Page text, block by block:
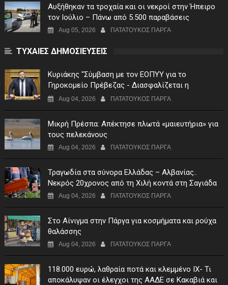
Αυξήθηκαν τα τροχαία και οι νεκροί στην Ήπειρο
τον Ιούλιο – Πάνω από 5.500 παραβάσεις
Aug 05, 2026 ΠΑΤΑΤΟΥΚΟΣ ΠΑΡΓΑ
ΤΥΧΑΙΕΣ ΔΗΜΟΣΙΕΥΣΕΙΣ
Κυριάκης "Σύμβαση με τον ΕΟΠΥΥ για το
Γηροκομείο Πρέβεζας - Διασφαλίζεται η
χρηματοδότηση της λειτουργίας του"
Aug 04, 2026 ΠΑΤΑΤΟΥΚΟΣ ΠΑΡΓΑ
Μικρή Πρέσπα: Απέκτησε πλωτά «μαιευτήρια» για
τους πελεκάνους
Aug 04, 2026 ΠΑΤΑΤΟΥΚΟΣ ΠΑΡΓΑ
Τραγωδία στα σύνορα Ελλάδας – Αλβανίας..
Νεκρός 20χρονος από τη Χιλή κοντά στη Σαγιάδα
Aug 04, 2026 ΠΑΤΑΤΟΥΚΟΣ ΠΑΡΓΑ
Στο Αίνιγμα στην Πάργα για κοσμήματα και ρούχα
θαλάσσης
Aug 04, 2026 ΠΑΤΑΤΟΥΚΟΣ ΠΑΡΓΑ
118.000 ευρώ, λαθραία ποτά και κλεμμένο ΙΧ- Τι
αποκάλυψαν οι έλεγχοι της ΑΑΔΕ σε Κακαβιά και